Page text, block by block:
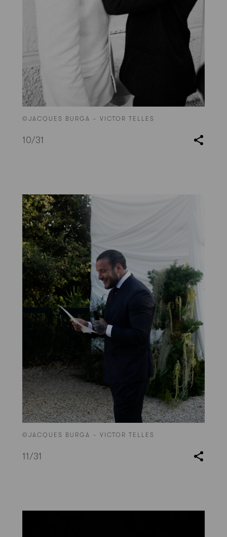
©JACQUES BURGA – VICTOR TELLES
10/31
©JACQUES BURGA – VICTOR TELLES
11/31